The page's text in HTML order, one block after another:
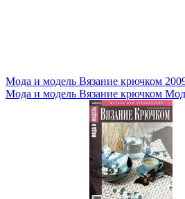
Мода и модель Вязание крючком
Мода и модель Вязание крючком